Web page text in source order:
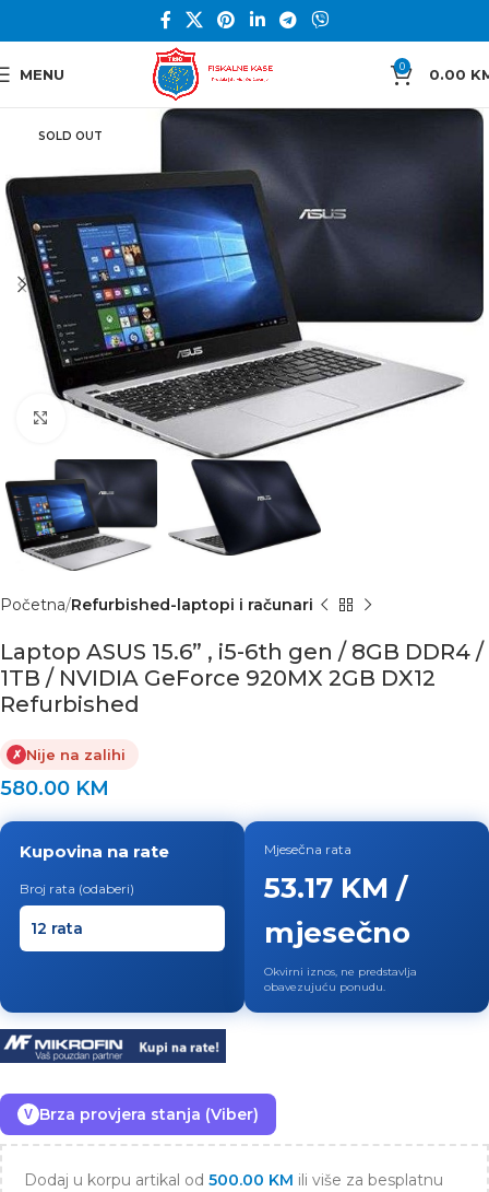
MENU 0 0.00
SOLD OUT
Click to enlarge
Početna Refurbished-laptopi i računari
Laptop ASUS 15.6” , i5-6th gen / 8GB DDR4 /
1TB / NVIDIA GeForce 920MX 2GB DX12
Refurbished
✗ Nije na zalihi
580.00 KM
Kupovina na rate
Broj rata (odaberi)
Mjesečna rata
53.17 KM /
mjesečno
Okvirni iznos, ne predstavlja
obavezujuću ponudu.
V Brza provjera stanja (Viber)
Dodaj u korpu artikal od 500.00 KM ili više za besplatnu